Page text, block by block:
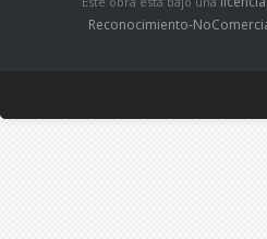
Reconocimiento-